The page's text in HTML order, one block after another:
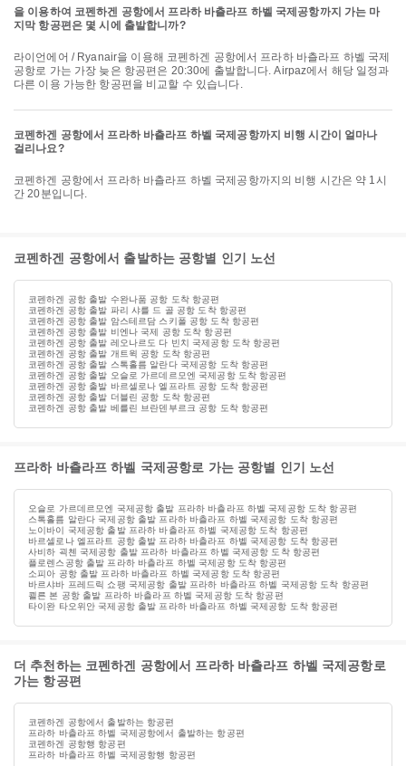
을 이용하여 코펜하겐 공항에서 프라하 바츨라프 하벨 국제공항까지 가는 마
지막 항공편은 몇 시에 출발합니까?
라이언에어 / Ryanair을 이용해 코펜하겐 공항에서 프라하 바츨라프 하벨 국제
공항로 가는 가장 늦은 항공편은 20:30에 출발합니다. Airpaz에서 해당 일정과
다른 이용 가능한 항공편을 비교할 수 있습니다.
코펜하겐 공항에서 프라하 바츨라프 하벨 국제공항까지 비행 시간이 얼마나
걸리나요?
코펜하겐 공항에서 프라하 바츨라프 하벨 국제공항까지의 비행 시간은 약 1시
간 20분입니다.
코펜하겐 공항에서 출발하는 공항별 인기 노선
코펜하겐 공항 출발 수완나품 공항 도착 항공편
코펜하겐 공항 출발 파리 샤를 드 골 공항 도착 항공편
코펜하겐 공항 출발 암스테르담 스키폴 공항 도착 항공편
코펜하겐 공항 출발 비엔나 국제 공항 도착 항공편
코펜하겐 공항 출발 레오나르도 다 빈치 국제공항 도착 항공편
코펜하겐 공항 출발 개트윅 공항 도착 항공편
코펜하겐 공항 출발 스톡홀름 알란다 국제공항 도착 항공편
코펜하겐 공항 출발 오슬로 가르데르모엔 국제공항 도착 항공편
코펜하겐 공항 출발 바르셀로나 엘프라트 공항 도착 항공편
코펜하겐 공항 출발 더블린 공항 도착 항공편
코펜하겐 공항 출발 베를린 브란덴부르크 공항 도착 항공편
프라하 바츨라프 하벨 국제공항로 가는 공항별 인기 노선
오슬로 가르데르모엔 국제공항 출발 프라하 바츨라프 하벨 국제공항 도착 항공편
스톡홀름 알란다 국제공항 출발 프라하 바츨라프 하벨 국제공항 도착 항공편
노이바이 국제공항 출발 프라하 바츨라프 하벨 국제공항 도착 항공편
바르셀로나 엘프라트 공항 출발 프라하 바츨라프 하벨 국제공항 도착 항공편
사비하 괵첸 국제공항 출발 프라하 바츨라프 하벨 국제공항 도착 항공편
플로렌스공항 출발 프라하 바츨라프 하벨 국제공항 도착 항공편
소피아 공항 출발 프라하 바츨라프 하벨 국제공항 도착 항공편
바르샤바 프레드릭 쇼팽 국제공항 출발 프라하 바츨라프 하벨 국제공항 도착 항공편
쾰른 본 공항 출발 프라하 바츨라프 하벨 국제공항 도착 항공편
타이완 타오위안 국제공항 출발 프라하 바츨라프 하벨 국제공항 도착 항공편
더 추천하는 코펜하겐 공항에서 프라하 바츨라프 하벨 국제공항로
가는 항공편
코펜하겐 공항에서 출발하는 항공편
프라하 바츨라프 하벨 국제공항에서 출발하는 항공편
코펜하겐 공항행 항공편
프라하 바츨라프 하벨 국제공항행 항공편